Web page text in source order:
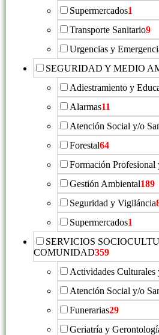
Supermercados1
Transporte Sanitario9
Urgencias y
SEGURIDAD Y MEDIO
Adiestramiento y
Alarmas11
Atención Social y/o
Forestal64
Formación
Gestión Ambiental189
Seguridad y Vigiláncia
Supermercados1
SERVICIOS
COMUNIDAD359
Actividades Culturales
Atención Social y/o
Funerarias29
Geriatría y